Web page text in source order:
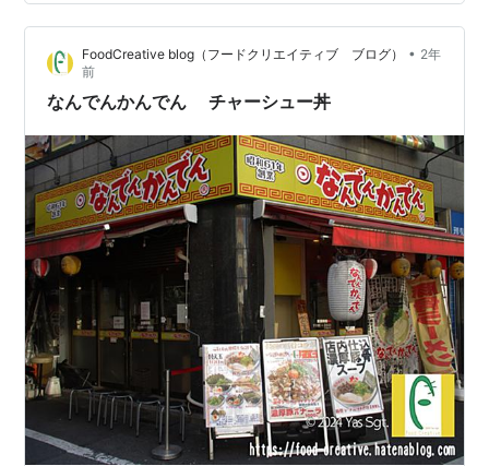
FoodCreative blog（フードクリエイティブ ブログ） • 2年
前
なんでんかんでん チャーシュー丼